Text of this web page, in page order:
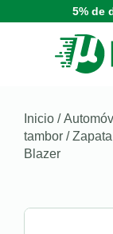
5% de
Inicio /
tambor /
Blazer